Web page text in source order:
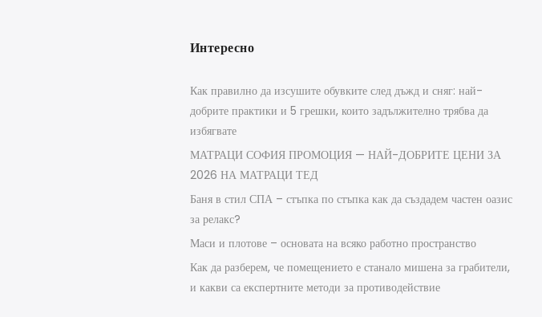
Интересно
Как правилно да изсушите обувките след дъжд и сняг: най-
добрите практики и 5 грешки, които задължително трябва да
избягвате
МАТРАЦИ СОФИЯ ПРОМОЦИЯ — НАЙ-ДОБРИТЕ ЦЕНИ ЗА
2026 НА МАТРАЦИ ТЕД
Баня в стил СПА – стъпка по стъпка как да създадем частен оазис
за релакс?
Маси и плотове – основата на всяко работно пространство
Как да разберем, че помещението е станало мишена за грабители,
и какви са експертните методи за противодействие